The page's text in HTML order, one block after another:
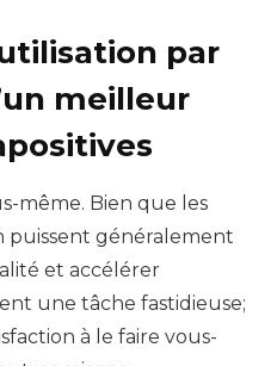
par
meilleur
même. Bien que les
puissent généralement
et accélérer
une tâche fastidieuse;
à le faire vous-